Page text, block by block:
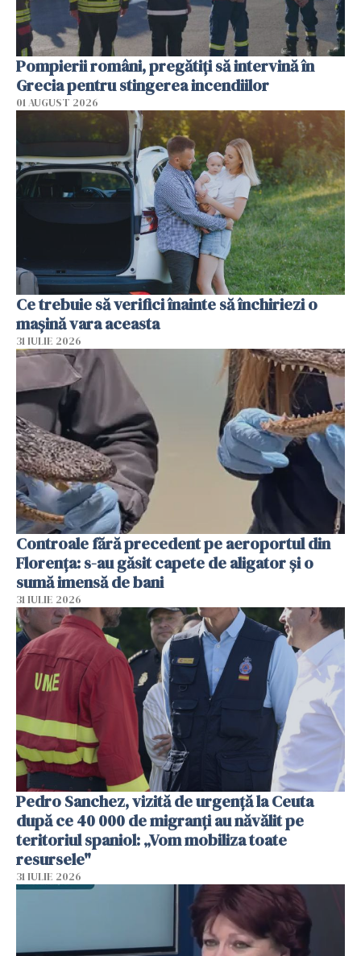
Pompierii români, pregătiţi să intervină în
Grecia pentru stingerea incendiilor
01 AUGUST 2026
Ce trebuie să verifici înainte să închiriezi o
mașină vara aceasta
31 IULIE 2026
Controale fără precedent pe aeroportul din
Florența: s-au găsit capete de aligator și o
sumă imensă de bani
31 IULIE 2026
Pedro Sanchez, vizită de urgență la Ceuta
după ce 40 000 de migranți au năvălit pe
teritoriul spaniol: „Vom mobiliza toate
resursele"
31 IULIE 2026